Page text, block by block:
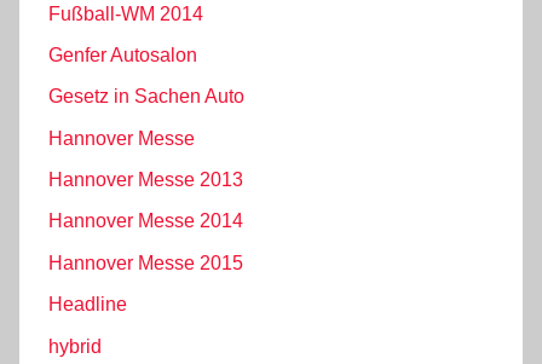
Fußball-WM 2014
Genfer Autosalon
Gesetz in Sachen Auto
Hannover Messe
Hannover Messe 2013
Hannover Messe 2014
Hannover Messe 2015
Headline
hybrid